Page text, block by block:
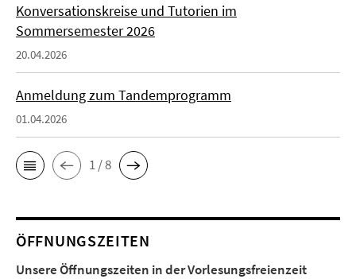
Konversationskreise und Tutorien im
Sommersemester 2026
20.04.2026
Anmeldung zum Tandemprogramm
01.04.2026
1 / 8
ÖFFNUNGSZEITEN
Unsere Öffnungszeiten in der Vorlesungsfreienzeit